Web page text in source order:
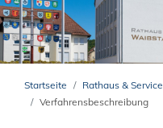
Startseite Rathaus & Service
Verfahrensbeschreibung